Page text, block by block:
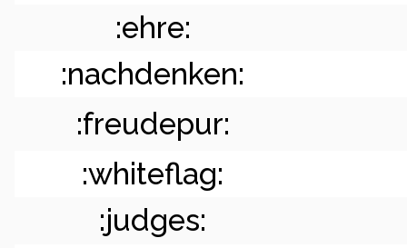
:ehre:
:nachdenken:
:freudepur:
:whiteflag:
:judges: